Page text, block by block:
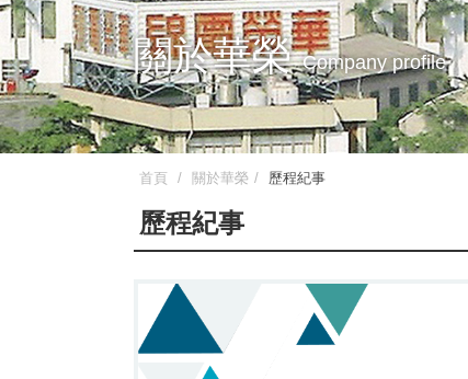
關於華榮 Company profile
首頁 關於華榮 歷程紀事
歷程紀事